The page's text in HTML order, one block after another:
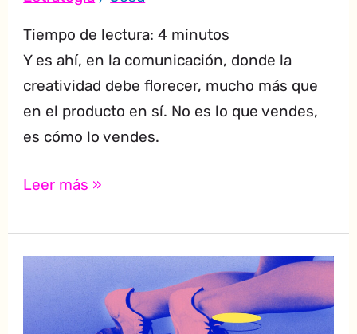
Tiempo de lectura: 4 minutos
Y es ahí, en la comunicación, donde la
creatividad debe florecer, mucho más que
en el producto en sí. No es lo que vendes,
es cómo lo vendes.
Leer más »
las